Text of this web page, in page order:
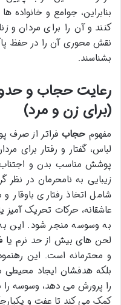
بنابراین، جوامع و
کنند و آن را برای مردان و
نقش محوری آن را در حفظ
بشناسند.
رعایت حجاب و حدود
(برای زن و مرد)
مفهومحجاب فراتر از
لباس، گفتار و رفتار برای
پوشش مناسب بدن و
زیبایی به نامحرمان در
شامل اتخاذ رفتاری باوقار و
عاشقانه، حرکات تحریک
به وسوسه منجر شود. این
لحن های بیش از حد نرم یا
و محترمانه است. این
بلکه هدفشان ایجاد
را پرورش می دهد، وسوسه را
کمک می کند تا عفت و